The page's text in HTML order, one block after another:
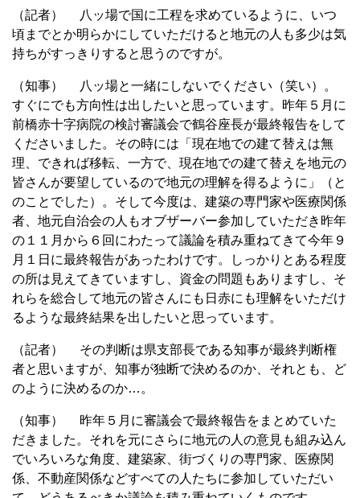
（記者） 八ッ場で国に工程を求めているように、いつ
頃までとか明らかにしていただけると地元の人も多少は気
持ちがすっきりすると思うのですが。
（知事） 八ッ場と一緒にしないでください（笑い）。
すぐにでも方向性は出したいと思っています。昨年５月に
前橋赤十字病院の検討審議会で鶴谷座長が最終報告をして
くださいました。その時には「現在地での建て替えは無
理、できれば移転、一方で、現在地での建て替えを地元の
皆さんが要望しているので地元の理解を得るように」（と
のことでした）。そして今度は、建築の専門家や医療関係
者、地元自治会の人もオブザーバー参加していただき昨年
の１１月から６回にわたって議論を積み重ねてきて今年９
月１日に最終報告があったわけです。しっかりとある程度
の所は見えてきていますし、資金の問題もありますし、そ
れらを総合して地元の皆さんにも日赤にも理解をいただけ
るような最終結果を出したいと思っています。
（記者） その判断は県支部長である知事が最終判断権
者と思いますが、知事が独断で決めるのか、それとも、ど
のように決めるのか…。
（知事） 昨年５月に審議会で最終報告をまとめていた
だきました。それを元にさらに地元の人の意見も組み込ん
でいろいろな角度、建築家、街づくりの専門家、医療関
係、不動産関係などすべての人たちに参加していただい